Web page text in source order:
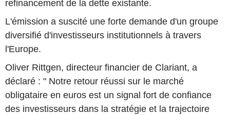
refinancement de la dette existante.
L'émission a suscité une forte demande d'un groupe
diversifié d'investisseurs institutionnels à travers
l'Europe.
Oliver Rittgen, directeur financier de Clariant, a
déclaré : " Notre retour réussi sur le marché
obligataire en euros est un signal fort de confiance
des investisseurs dans la stratégie et la trajectoire